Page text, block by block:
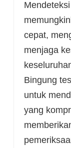
cepat,
menjaga
Bingung
untuk
yang